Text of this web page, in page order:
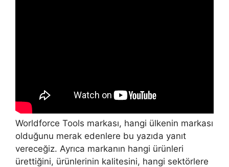
Worldforce Tools markası, hangi ülkenin markası
olduğunu merak edenlere bu yazıda yanıt
vereceğiz. Ayrıca markanın hangi ürünleri
ürettiğini, ürünlerinin kalitesini, hangi sektörlere